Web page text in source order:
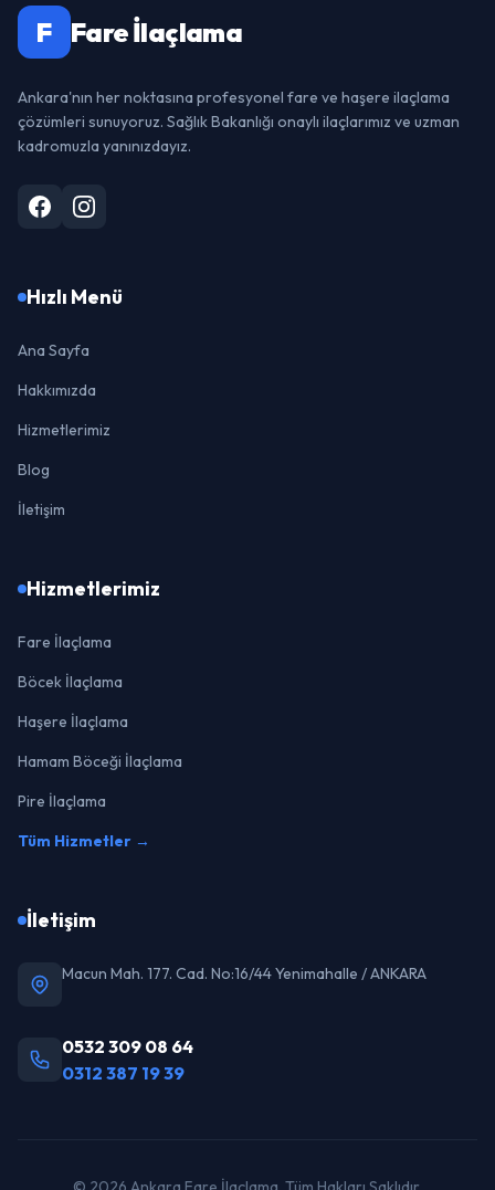
F Fare İlaçlama
Ankara'nın her noktasına profesyonel fare ve haşere ilaçlama
çözümleri sunuyoruz. Sağlık Bakanlığı onaylı ilaçlarımız ve uzman
kadromuzla yanınızdayız.
Hızlı Menü
Ana Sayfa
Hakkımızda
Hizmetlerimiz
Blog
İletişim
Hizmetlerimiz
Fare İlaçlama
Böcek İlaçlama
Haşere İlaçlama
Hamam Böceği İlaçlama
Pire İlaçlama
Tüm Hizmetler →
İletişim
Macun Mah. 177. Cad. No:16/44 Yenimahalle / ANKARA
0532 309 08 64
0312 387 19 39